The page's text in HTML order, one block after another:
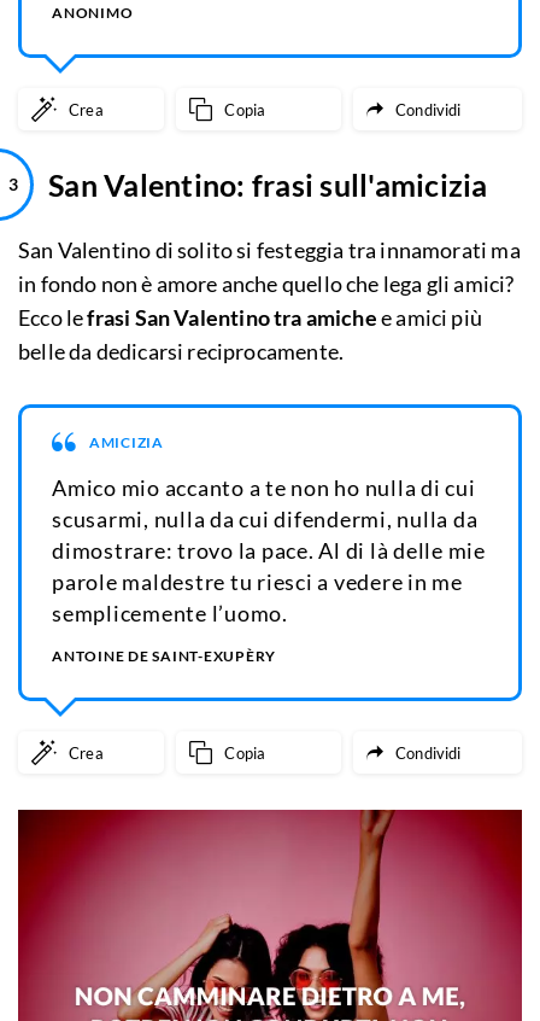
ANONIMO
Crea Copia Condividi
San Valentino: frasi sull'amicizia
San Valentino di solito si festeggia tra innamorati ma
in fondo non è amore anche quello che lega gli amici?
Ecco lefrasi San Valentino tra amichee amici più
belle da dedicarsi reciprocamente.
AMICIZIA
Amico mio accanto a te non ho nulla di cui
scusarmi, nulla da cui difendermi, nulla da
dimostrare: trovo la pace. Al di là delle mie
parole maldestre tu riesci a vedere in me
semplicemente l’uomo.
ANTOINE DE SAINT-EXUPÈRY
Crea Copia Condividi